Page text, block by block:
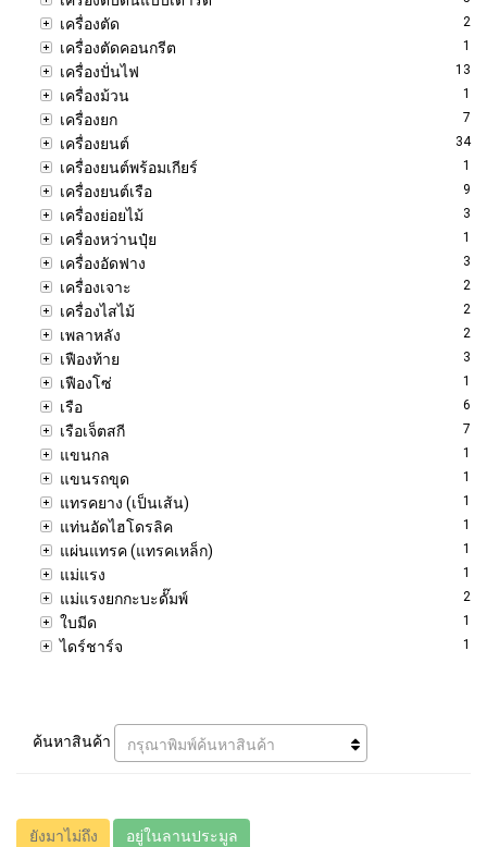
เครื่องตัด 2
เครื่องตัดคอนกรีต 1
เครื่องปั่นไฟ 13
เครื่องม้วน 1
เครื่องยก 7
เครื่องยนต์ 34
เครื่องยนต์พร้อมเกียร์ 1
เครื่องยนต์เรือ 9
เครื่องย่อยไม้ 3
เครื่องหว่านปุ๋ย 1
เครื่องอัดฟาง 3
เครื่องเจาะ 2
เครื่องไสไม้ 2
เพลาหลัง 2
เฟืองท้าย 3
เฟืองโซ่ 1
เรือ 6
เรือเจ็ตสกี 7
แขนกล 1
แขนรถขุด 1
แทรคยาง (เป็นเส้น) 1
แท่นอัดไฮโดรลิค 1
แผ่นแทรค (แทรคเหล็ก) 1
แม่แรง 1
แม่แรงยกกะบะดั๊มพ์ 2
ใบมีด 1
ไดร์ชาร์จ 1
ค้นหาสินค้า กรุณาพิมพ์ค้นหาสินค้า
ยังมาไม่ถึง อยู่ในลานประมูล